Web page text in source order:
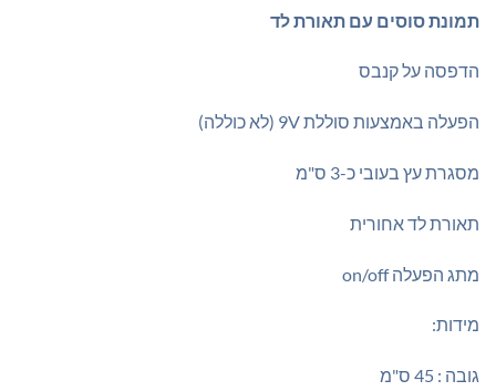
₪220.00.
תמונת סוסים עם תאורת לד
הדפסה על קנבס
הפעלה באמצעות סוללת 9V (לא כוללה)
מסגרת עץ בעובי כ-3 ס"מ
תאורת לד אחורית
מתג הפעלה on/off
מידות:
גובה : 45 ס"מ